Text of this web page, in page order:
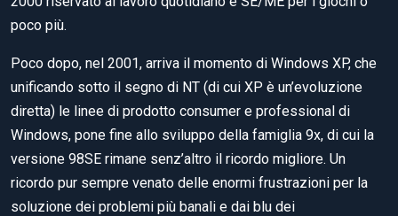
poco più.
Poco dopo, nel 2001, arriva il momento di Windows XP, che
unificando sotto il segno di NT (di cui XP è un’evoluzione
diretta) le linee di prodotto consumer e professional di
Windows, pone fine allo sviluppo della famiglia 9x, di cui la
versione 98SE rimane senz’altro il ricordo migliore. Un
ricordo pur sempre venato delle enormi frustrazioni per la
soluzione dei problemi più banali e dai blu dei